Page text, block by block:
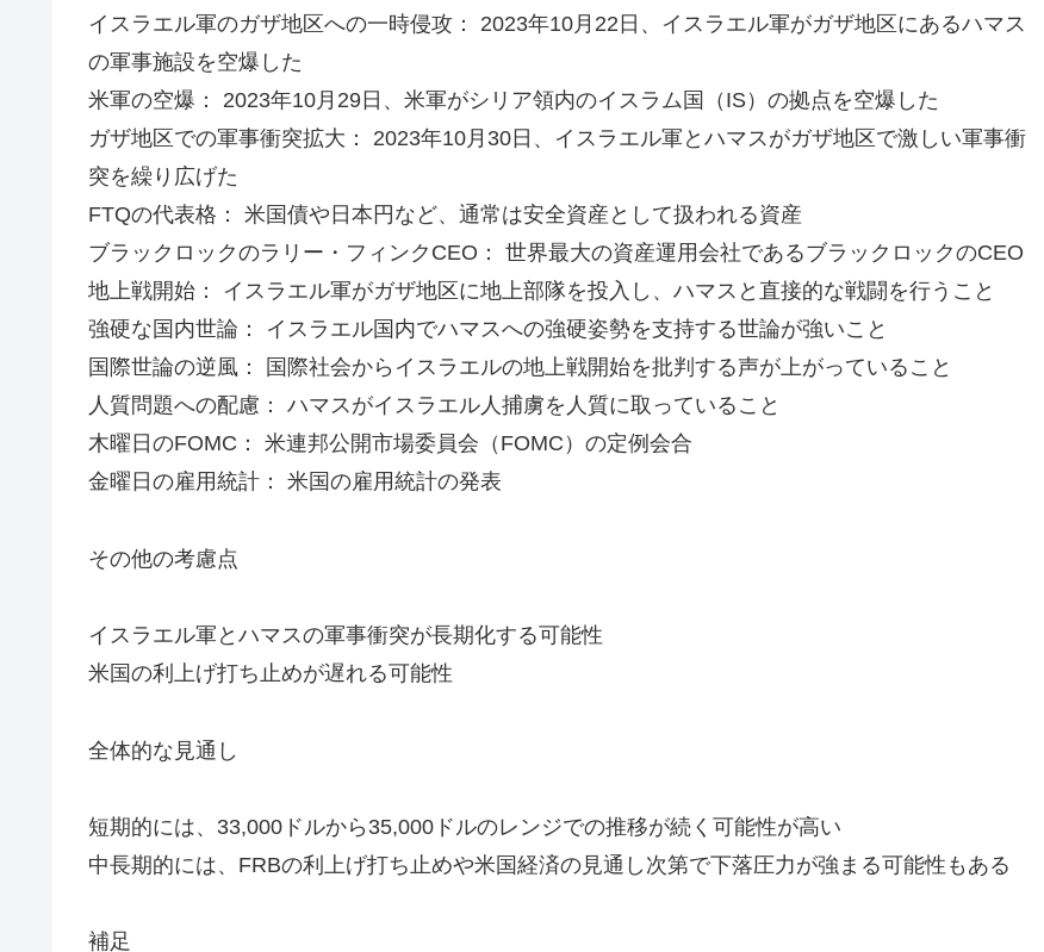
イスラエル軍のガザ地区への一時侵攻： 2023年10月22日、イスラエル軍がガザ地区にあるハマス
の軍事施設を空爆した
米軍の空爆： 2023年10月29日、米軍がシリア領内のイスラム国（IS）の拠点を空爆した
ガザ地区での軍事衝突拡大： 2023年10月30日、イスラエル軍とハマスがガザ地区で激しい軍事衝
突を繰り広げた
FTQの代表格： 米国債や日本円など、通常は安全資産として扱われる資産
ブラックロックのラリー・フィンクCEO： 世界最大の資産運用会社であるブラックロックのCEO
地上戦開始： イスラエル軍がガザ地区に地上部隊を投入し、ハマスと直接的な戦闘を行うこと
強硬な国内世論： イスラエル国内でハマスへの強硬姿勢を支持する世論が強いこと
国際世論の逆風： 国際社会からイスラエルの地上戦開始を批判する声が上がっていること
人質問題への配慮： ハマスがイスラエル人捕虜を人質に取っていること
木曜日のFOMC： 米連邦公開市場委員会（FOMC）の定例会合
金曜日の雇用統計： 米国の雇用統計の発表
その他の考慮点
イスラエル軍とハマスの軍事衝突が長期化する可能性
米国の利上げ打ち止めが遅れる可能性
全体的な見通し
短期的には、33,000ドルから35,000ドルのレンジでの推移が続く可能性が高い
中長期的には、FRBの利上げ打ち止めや米国経済の見通し次第で下落圧力が強まる可能性もある
補足